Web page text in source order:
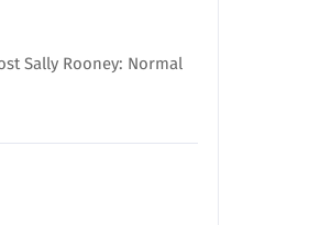
Sally Rooney: Normal